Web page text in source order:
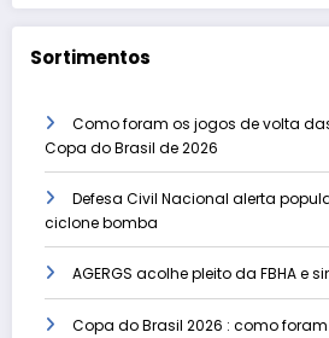
Sortimentos
Como foram os jogos de volta
Copa do Brasil de 2026
Defesa Civil Nacional alerta
ciclone bomba
AGERGS acolhe pleito da FBHA e
Copa do Brasil 2026 : como